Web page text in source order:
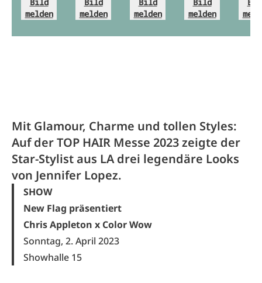
melden
melden
melden
melden
Mit Glamour, Charme und tollen Styles:
Auf der TOP HAIR Messe 2023 zeigte der
Star-Stylist aus LA drei legendäre Looks
von Jennifer Lopez.
SHOW
New Flag präsentiert
Chris Appleton x Color Wow
Sonntag, 2. April 2023
Showhalle 15